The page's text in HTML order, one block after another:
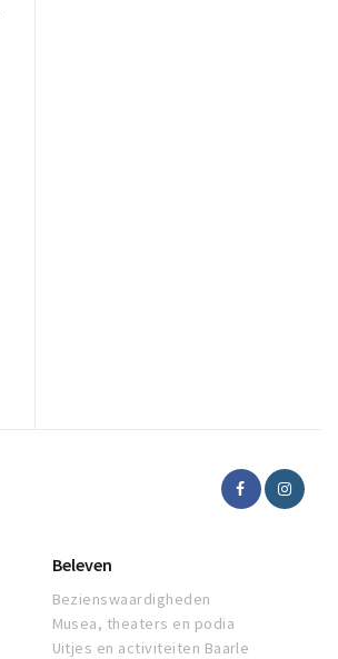
Beleven
Bezienswaardigheden
Musea, theaters en podia
Uitjes en activiteiten Baarle